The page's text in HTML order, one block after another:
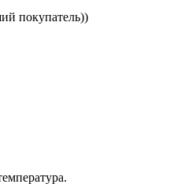
покупатель))